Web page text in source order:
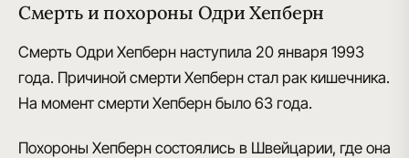
Смерть и похороны Одри Хепберн
Смерть Одри Хепберн наступила 20 января 1993
года. Причиной смерти Хепберн стал рак кишечника.
На момент смерти Хепберн было 63 года.
Похороны Хепберн состоялись в Швейцарии, где она